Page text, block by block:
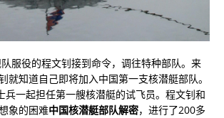
服役的程文钊接到命令，调往特种部队。来
就知道自己即将加入中国第一支核潜艇部队。
兵一起担任第一艘核潜艇的试飞员。程文钊和
象的困难中国核潜艇部队解密，进行了200多